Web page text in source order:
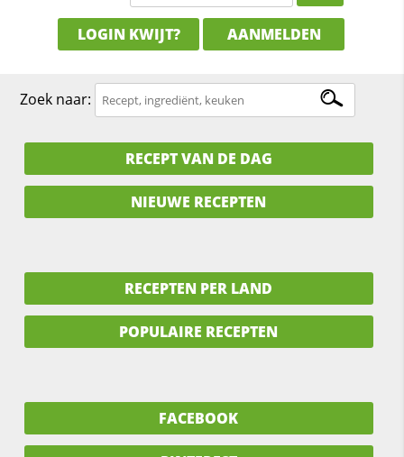
LOGIN KWIJT? AANMELDEN
Zoek naar:
RECEPT VAN DE DAG
NIEUWE RECEPTEN
RECEPTEN PER LAND
POPULAIRE RECEPTEN
FACEBOOK